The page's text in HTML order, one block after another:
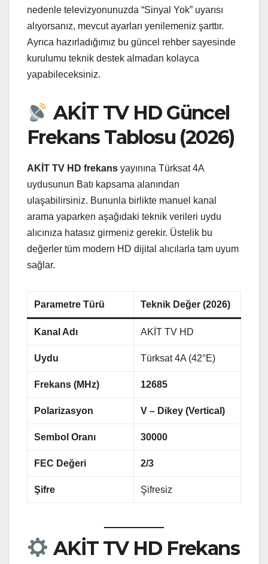
nedenle televizyonunuzda “Sinyal Yok” uyarısı
alıyorsanız, mevcut ayarları yenilemeniz şarttır.
Ayrıca hazırladığımız bu güncel rehber sayesinde
kurulumu teknik destek almadan kolayca
yapabileceksiniz.
AKİT TV HD Güncel
Frekans Tablosu (2026)
AKİT TV HD frekans yayınına Türksat 4A
uydusunun Batı kapsama alanından
ulaşabilirsiniz. Bununla birlikte manuel kanal
arama yaparken aşağıdaki teknik verileri uydu
alıcınıza hatasız girmeniz gerekir. Üstelik bu
değerler tüm modern HD dijital alıcılarla tam uyum
sağlar.
Parametre Türü Teknik Değer (2026)
Kanal Adı AKİT TV HD
Uydu Türksat 4A (42°E)
Frekans (MHz) 12685
Polarizasyon V – Dikey (Vertical)
Sembol Oranı 30000
FEC Değeri 2/3
Şifre Şifresiz
AKİT TV HD Frekans